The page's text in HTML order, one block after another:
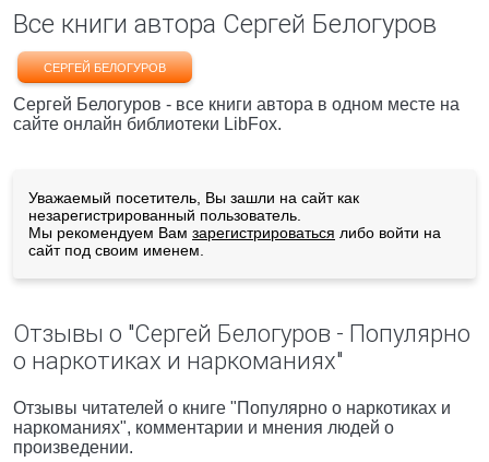
Все книги автора Сергей Белогуров
СЕРГЕЙ БЕЛОГУРОВ
Сергей Белогуров - все книги автора в одном месте на
сайте онлайн библиотеки LibFox.
Уважаемый посетитель, Вы зашли на сайт как
незарегистрированный пользователь.
Мы рекомендуем Вам зарегистрироваться либо войти на
сайт под своим именем.
Отзывы о "Сергей Белогуров - Популярно
о наркотиках и наркоманиях"
Отзывы читателей о книге "Популярно о наркотиках и
наркоманиях", комментарии и мнения людей о
произведении.